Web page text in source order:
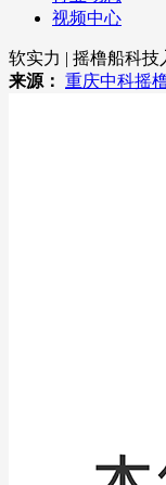
视频中心
软实力 | 摇橹船科
来源： 重庆中科摇